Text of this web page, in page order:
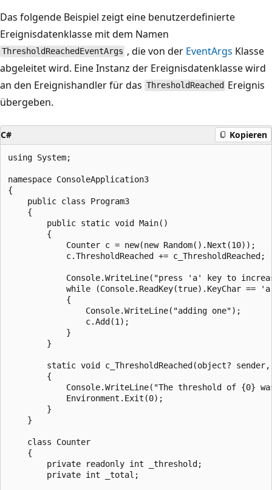
Das folgende Beispiel zeigt eine benutzerdefinierte
Ereignisdatenklasse mit dem Namen
ThresholdReachedEventArgs , die von der EventArgs Klasse
abgeleitet wird. Eine Instanz der Ereignisdatenklasse wird
an den Ereignishandler für das ThresholdReached Ereignis
übergeben.
C# Kopieren
using System;
namespace ConsoleApplication3
{
    public class Program3
    {
        public static void Main()
        {
            Counter c = new(new Random().Next(10));
            c.ThresholdReached += c_ThresholdReached;
Console.WriteLine("press 'a' key to
while (Console.ReadKey(true).KeyChar ==
            {
                Console.WriteLine("adding one");
                c.Add(1);
            }
        }
static void c_ThresholdReached(object?
        {
Console.WriteLine("The threshold of {0}
            Environment.Exit(0);
        }
    }
    class Counter
    {
        private readonly int _threshold;
        private int _total;